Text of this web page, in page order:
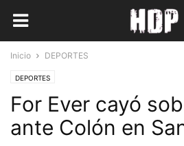
Inicio DEPORTES
DEPORTES
For Ever cayó
ante Colón en